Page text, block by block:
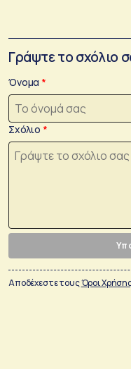
Γράψτε το σχόλιο
Όνομα
Σχόλιο
Αποδέχεστε τουςΌροι